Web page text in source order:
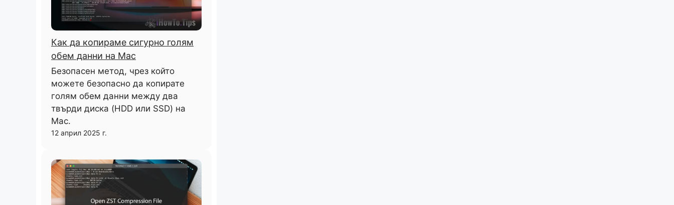
Как да копираме сигурно голям
обем данни на Mac
Безопасен метод, чрез който
можете безопасно да копирате
голям обем данни между два
твърди диска (HDD или SSD) на
Mac.
12 април 2025 г.